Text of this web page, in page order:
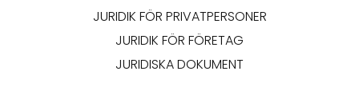
JURIDIK FÖR PRIVATPERSONER
JURIDIK FÖR FÖRETAG
JURIDISKA DOKUMENT